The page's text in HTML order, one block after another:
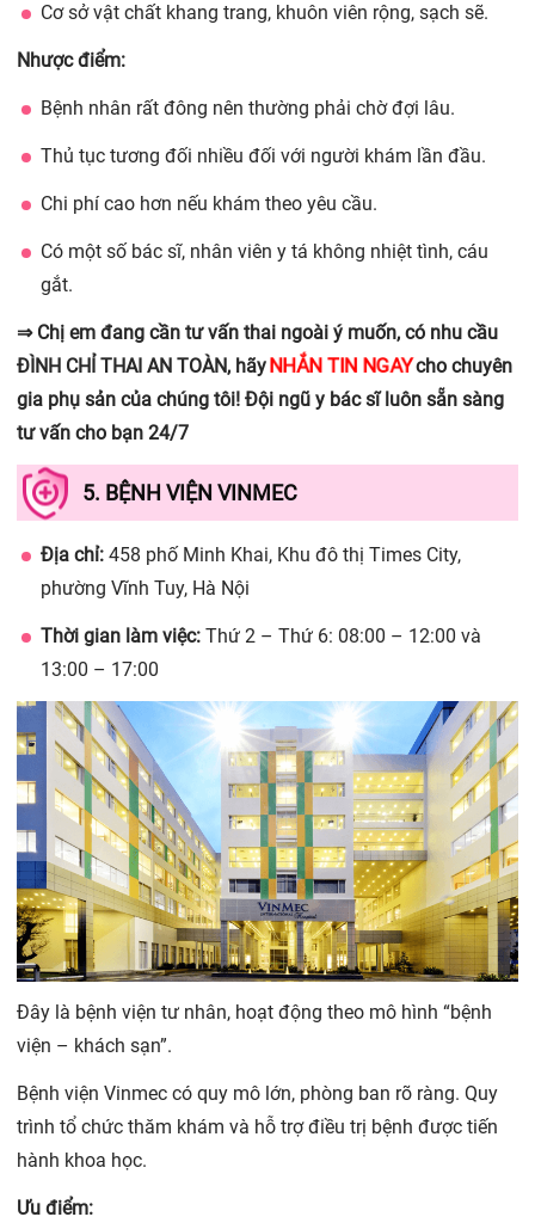
Cơ sở vật chất khang trang, khuôn viên rộng, sạch sẽ.
Nhược điểm:
Bệnh nhân rất đông nên thường phải chờ đợi lâu.
Thủ tục tương đối nhiều đối với người khám lần đầu.
Chi phí cao hơn nếu khám theo yêu cầu.
Có một số bác sĩ, nhân viên y tá không nhiệt tình, cáu
gắt.
⇒ Chị em đang cần tư vấn thai ngoài ý muốn, có nhu cầu
ĐÌNH CHỈ THAI AN TOÀN, hãyNHẮN TIN NGAYcho chuyên
gia phụ sản của chúng tôi! Đội ngũ y bác sĩ luôn sẵn sàng
tư vấn cho bạn 24/7
5. BỆNH VIỆN VINMEC
Địa chỉ: 458 phố Minh Khai, Khu đô thị Times City,
phường Vĩnh Tuy, Hà Nội
Thời gian làm việc: Thứ 2 – Thứ 6: 08:00 – 12:00 và
13:00 – 17:00
Đây là bệnh viện tư nhân, hoạt động theo mô hình “bệnh
viện – khách sạn”.
Bệnh viện Vinmec có quy mô lớn, phòng ban rõ ràng. Quy
trình tổ chức thăm khám và hỗ trợ điều trị bệnh được tiến
hành khoa học.
Ưu điểm: